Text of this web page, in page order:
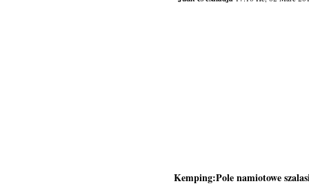
Kemping:Pole namiotowe